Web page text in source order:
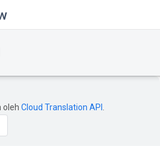
oleh Cloud Translation API